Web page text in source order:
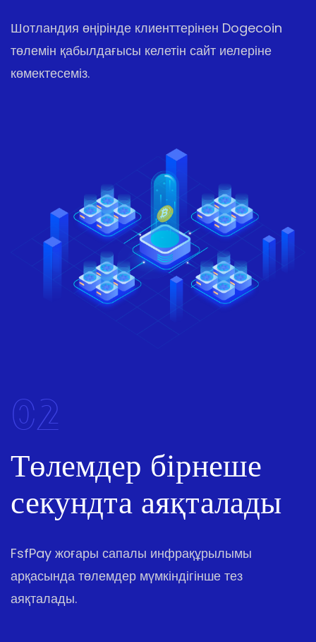
Шотландия өңірінде клиенттерінен Dogecoin
төлемін қабылдағысы келетін сайт иелеріне
көмектесеміз.
02
Төлемдер бірнеше
секундта аяқталады
FsfPay жоғары сапалы инфрақұрылымы
арқасында төлемдер мүмкіндігінше тез
аяқталады.